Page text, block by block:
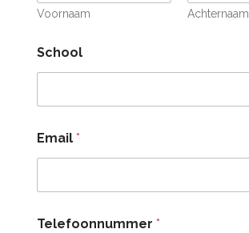
Voornaam Achternaam
School
Email *
Telefoonnummer *